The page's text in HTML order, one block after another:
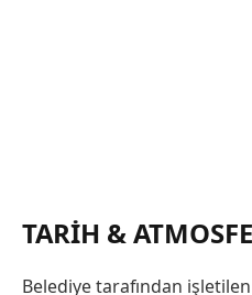
TARIH &
Belediye tarafından